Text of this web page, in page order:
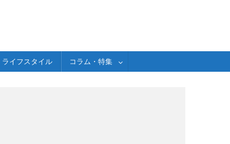
ライフスタイル コラム・特集